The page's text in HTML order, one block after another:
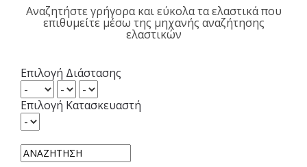
Αναζητήστε γρήγορα και εύκολα τα ελαστικά που
επιθυμείτε μέσω της μηχανής αναζήτησης
ελαστικών
Επιλογή Διάστασης
Επιλογή Κατασκευαστή